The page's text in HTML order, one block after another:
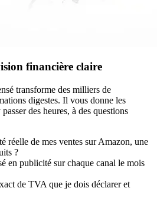
financière claire
transforme des milliers de
digestes. Il vous donne les
des heures, à des questions
réelle de mes ventes sur Amazon, une
?
en publicité sur chaque canal le mois
de TVA que je dois déclarer et